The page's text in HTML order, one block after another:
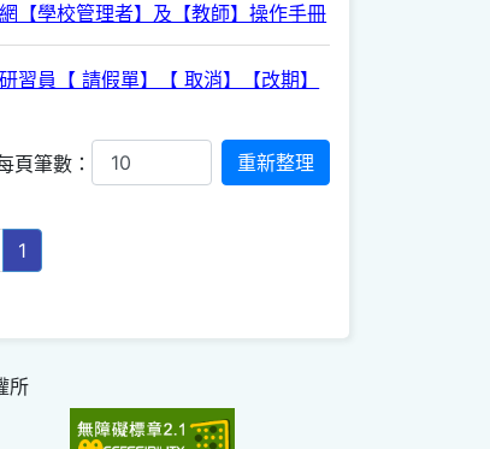
【學校管理者】及【教師】操作手冊
習員【 請假單】【 取消】【改期】
頁筆數：
1
所